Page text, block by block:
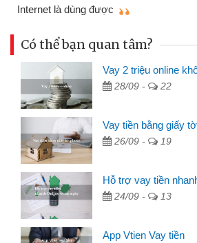
Internet là dùng được
Có thể bạn quan tâm?
Vay 2 triệu online
28/09 - 22
Vay tiền bằng giấy
26/09 - 19
Hỗ trợ vay tiền
24/09 - 13
App Vtien Vay tiền